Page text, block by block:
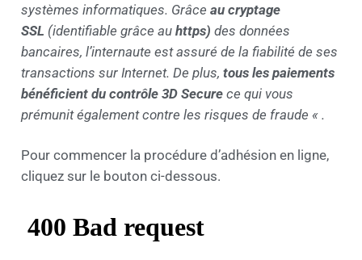
systèmes informatiques. Grâce au cryptage
SSL (identifiable grâce au https) des données
bancaires, l’internaute est assuré de la fiabilité de ses
transactions sur Internet. De plus, tous les paiements
bénéficient du contrôle 3D Secure ce qui vous
prémunit également contre les risques de fraude « .
Pour commencer la procédure d’adhésion en ligne,
cliquez sur le bouton ci-dessous.